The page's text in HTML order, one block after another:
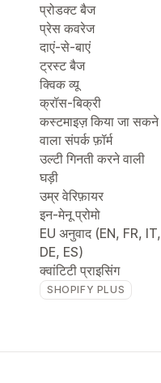
प्रोडक्ट बैज
प्रेस कवरेज
दाएं-से-बाएं
ट्रस्ट बैज
क्विक व्यू
क्रॉस-बिक्री
कस्टमाइज़ किया जा सकने
वाला संपर्क फ़ॉर्म
उल्टी गिनती करने वाली
घड़ी
उम्र वेरिफ़ायर
इन-मेनू प्रोमो
EU अनुवाद (EN, FR, IT,
DE, ES)
क्वांटिटी प्राइसिंग
SHOPIFY PLUS